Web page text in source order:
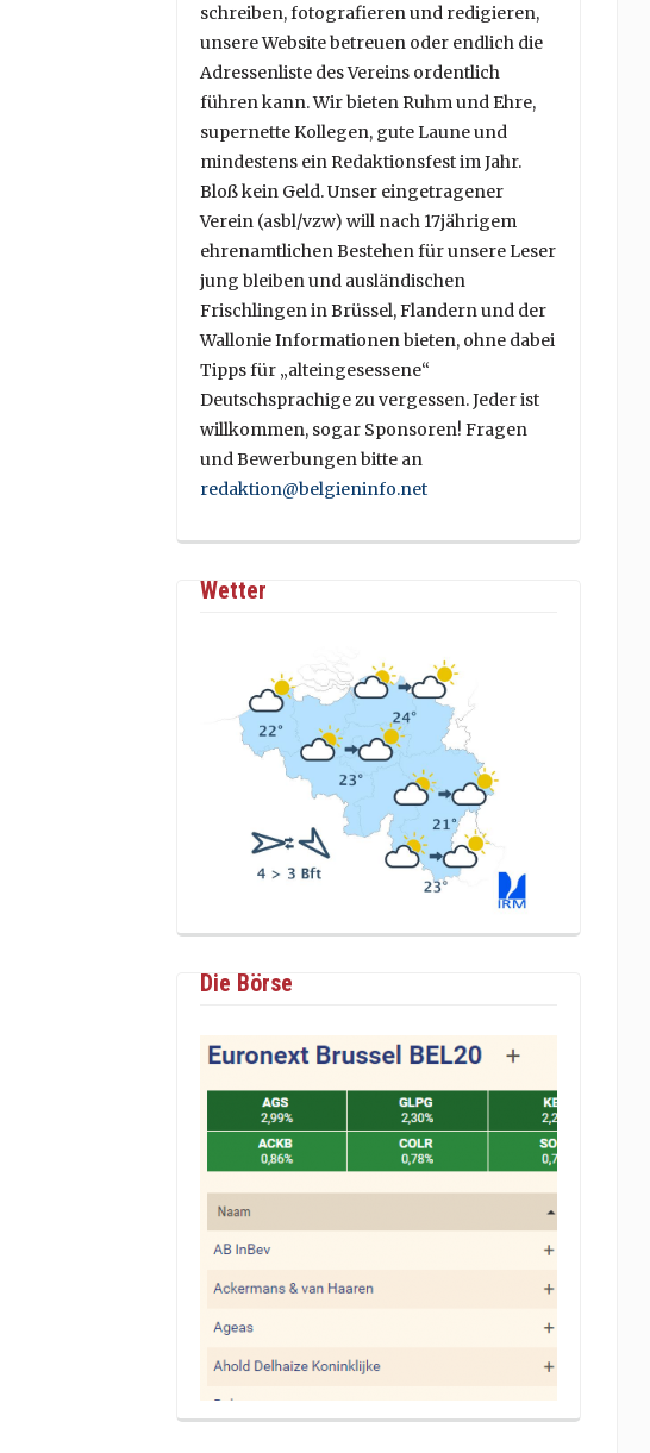
schreiben, fotografieren und redigieren,
unsere Website betreuen oder endlich die
Adressenliste des Vereins ordentlich
führen kann. Wir bieten Ruhm und Ehre,
supernette Kollegen, gute Laune und
mindestens ein Redaktionsfest im Jahr.
Bloß kein Geld. Unser eingetragener
Verein (asbl/vzw) will nach 17jährigem
ehrenamtlichen Bestehen für unsere Leser
jung bleiben und ausländischen
Frischlingen in Brüssel, Flandern und der
Wallonie Informationen bieten, ohne dabei
Tipps für „alteingesessene“
Deutschsprachige zu vergessen. Jeder ist
willkommen, sogar Sponsoren! Fragen
und Bewerbungen bitte an
redaktion@belgieninfo.net
Wetter
Die Börse